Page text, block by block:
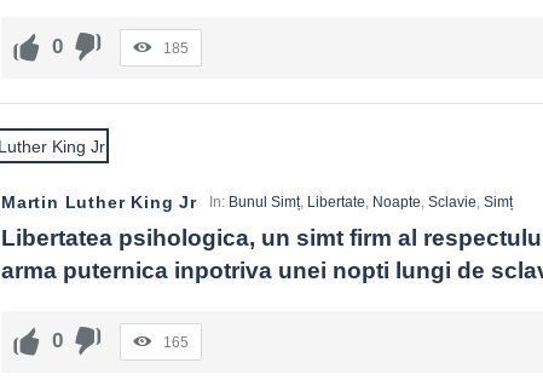
0 185
Martin Luther King Jr In: Bunul Simț, Libertate Noapte Sclavie Simț
Libertatea psihologica, un simt firm al
arma puternica inpotriva unei nopti lungi de
0 165